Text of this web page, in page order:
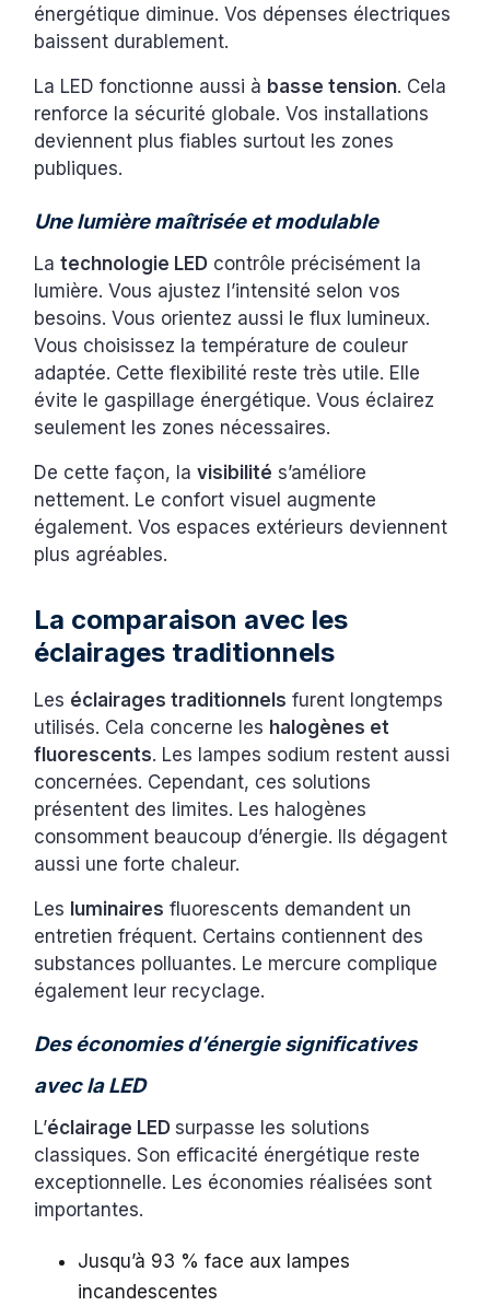
énergétique diminue. Vos dépenses électriques
baissent durablement.
La LED fonctionne aussi à basse tension. Cela
renforce la sécurité globale. Vos installations
deviennent plus fiables surtout les zones
publiques.
Une lumière maîtrisée et modulable
Latechnologie LED contrôle précisément la
lumière. Vous ajustez l’intensité selon vos
besoins. Vous orientez aussi le flux lumineux.
Vous choisissez la température de couleur
adaptée. Cette flexibilité reste très utile. Elle
évite le gaspillage énergétique. Vous éclairez
seulement les zones nécessaires.
De cette façon, lavisibilité s’améliore
nettement. Le confort visuel augmente
également. Vos espaces extérieurs deviennent
plus agréables.
La comparaison avec les
éclairages traditionnels
Les éclairages traditionnels furent longtemps
utilisés. Cela concerne les halogènes et
fluorescents. Les lampes sodium restent aussi
concernées. Cependant, ces solutions
présentent des limites. Les halogènes
consomment beaucoup d’énergie. Ils dégagent
aussi une forte chaleur.
Les luminaires fluorescents demandent un
entretien fréquent. Certains contiennent des
substances polluantes. Le mercure complique
également leur recyclage.
Des économies d’énergie significatives
avec la LED
L’éclairage LEDsurpasse les solutions
classiques. Son efficacité énergétique reste
exceptionnelle. Les économies réalisées sont
importantes.
Jusqu’à 93 % face aux lampes
incandescentes